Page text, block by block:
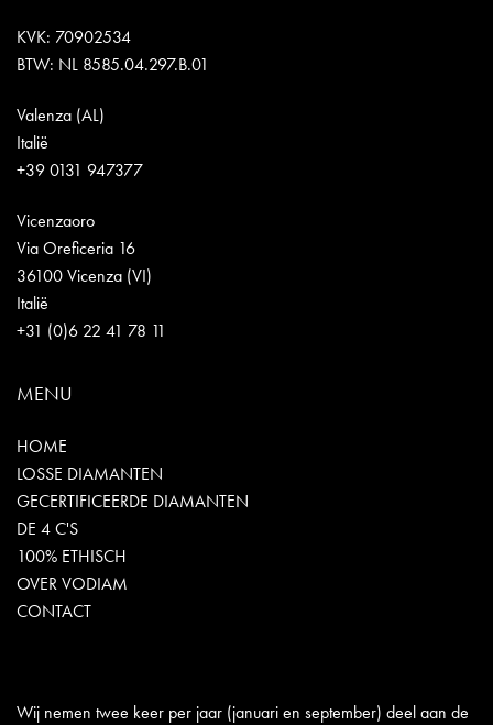
KVK: 70902534
BTW: NL 8585.04.297.B.01
Valenza (AL)
Italië
+39 0131 947377
Vicenzaoro
Via Oreficeria 16
36100 Vicenza (VI)
Italië
+31 (0)6 22 41 78 11
MENU
HOME
LOSSE DIAMANTEN
GECERTIFICEERDE DIAMANTEN
DE 4 C'S
100% ETHISCH
OVER VODIAM
CONTACT
Wij nemen twee keer per jaar (januari en september) deel aan de